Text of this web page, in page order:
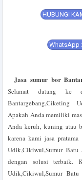
HUBUNGI
WhatsApp
Jasa sumur bor
Selamat datang ke
Bantargebang,Ciketing
Apakah Anda memiliki
Anda keruh, kuning atau
karena kami jasa
Udik,Cikiwul,Sumur Batu
dengan solusi terbaik.
Udik,Cikiwul,Sumur Batu